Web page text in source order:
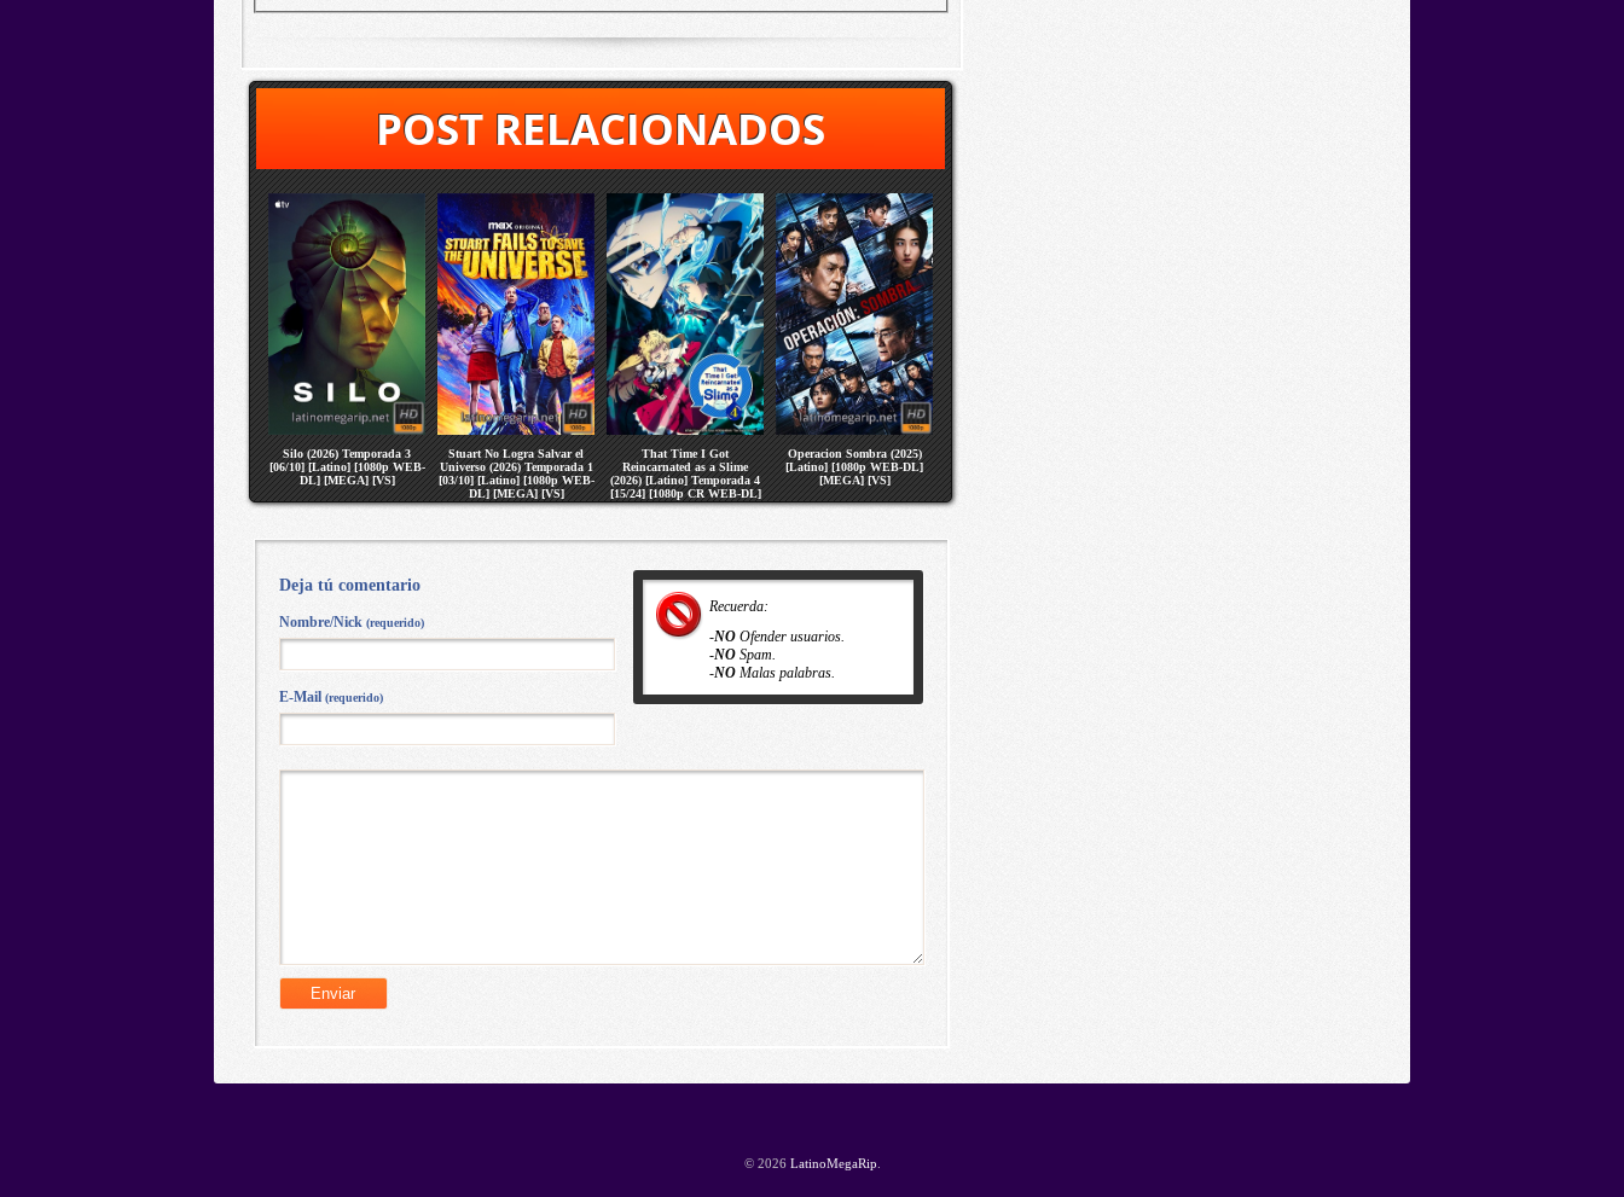
POST RELACIONADOS
Silo (2026) Temporada 3
[06/10] [Latino] [1080p WEB-
DL] [MEGA] [VS]
Stuart No Logra Salvar el
Universo (2026) Temporada 1
[03/10] [Latino] [1080p WEB-
DL] [MEGA] [VS]
That Time I Got
Reincarnated as a Slime
(2026) [Latino] Temporada 4
[15/24] [1080p CR WEB-DL]
[MEGA] [VS]
Operacion Sombra (2025)
[Latino] [1080p WEB-DL]
[MEGA] [VS]
Recuerda:
-NO Ofender usuarios.
-NO Spam.
-NO Malas palabras.
Deja tú comentario
Nombre/Nick (requerido)
E-Mail (requerido)
© 2026 LatinoMegaRip